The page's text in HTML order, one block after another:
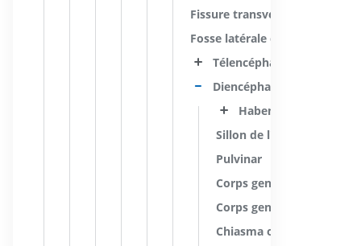
Fissure transverse du cerveau
Fosse latérale du cerveau
Télencéphale
Diencéphale
Habenula
Sillon de l'habénula
Pulvinar
Corps geniculé latéral
Corps geniculé médial
Chiasma optique